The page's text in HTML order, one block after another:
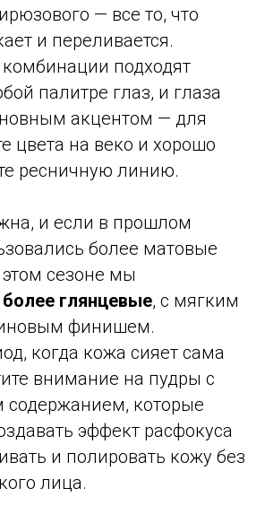
— все то, что
и переливается.
подходят
палитре глаз, и глаза
акцентом — для
цвета на веко и хорошо
ресничную линию.
и если в прошлом
более матовые
этом сезоне мы
более глянцевые, с мягким
финишем.
когда кожа сияет сама
внимание на пудры с
которые
эффект расфокуса
и полировать кожу без
лица.